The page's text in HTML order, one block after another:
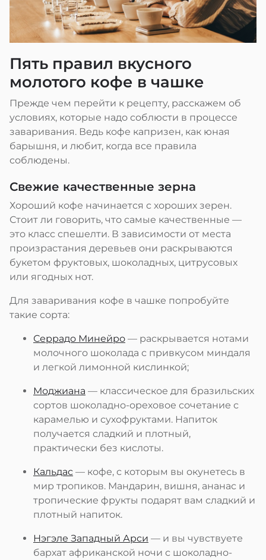
Пять правил вкусного
молотого кофе в чашке
Прежде чем перейти к рецепту, расскажем об
условиях, которые надо соблюсти в процессе
заваривания. Ведь кофе капризен, как юная
барышня, и любит, когда все правила
соблюдены.
Свежие качественные зерна
Хороший кофе начинается с хороших зерен.
Стоит ли говорить, что самые качественные —
это класс спешелти. В зависимости от места
произрастания деревьев они раскрываются
букетом фруктовых, шоколадных, цитрусовых
или ягодных нот.
Для заваривания кофе в чашке попробуйте
такие сорта:
Серрадо Минейро — раскрывается нотами
молочного шоколада с привкусом миндаля
и легкой лимонной кислинкой;
Моджиана — классическое для бразильских
сортов шоколадно-ореховое сочетание с
карамелью и сухофруктами. Напиток
получается сладкий и плотный,
практически без кислоты.
Кальдас — кофе, с которым вы окунетесь в
мир тропиков. Мандарин, вишня, ананас и
тропические фрукты подарят вам сладкий и
плотный напиток.
Нэгэле Западный Арси — и вы чувствуете
бархат африканской ночи с шоколадно-